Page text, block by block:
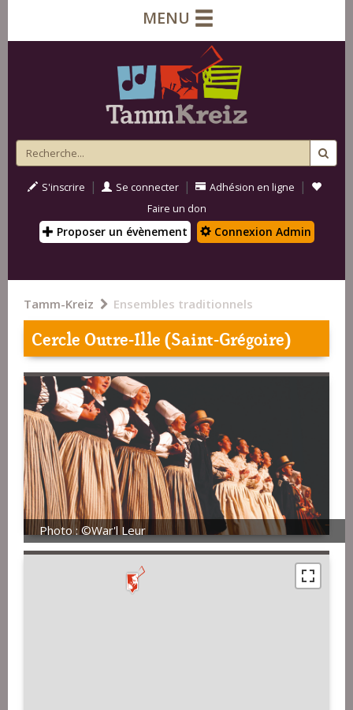
MENU
S'inscrire | Se connecter | Adhésion en ligne |
Faire un don
Proposer un évènement Connexion Admin
Tamm-Kreiz Ensembles traditionnels
Cercle Outre-Ille (Saint-Grégoire)
Photo : ©War'l Leur